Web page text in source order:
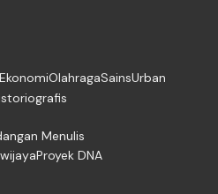
EkonomiOlahragaSainsUrban
Menulis
Proyek DNA